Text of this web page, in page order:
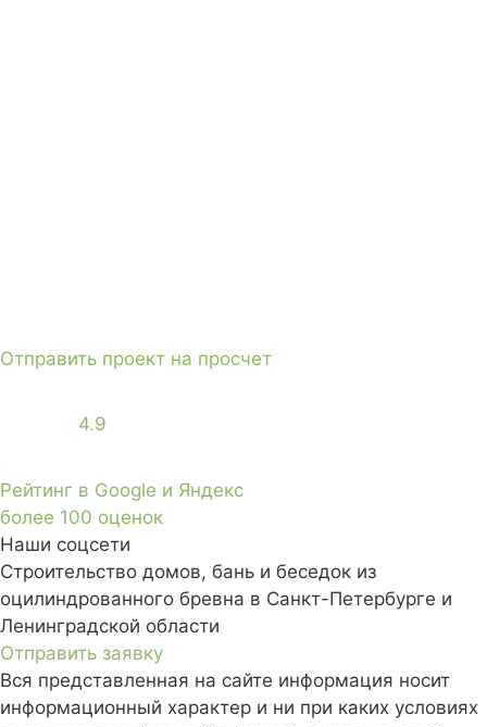
Отправить проект на просчет
4.9
Рейтинг в Google и Яндекс
более 100 оценок
Наши соцсети
Строительство домов, бань и беседок из
оцилиндрованного бревна в Санкт-Петербурге и
Ленинградской области
Отправить заявку
Вся представленная на сайте информация носит
информационный характер и ни при каких условиях